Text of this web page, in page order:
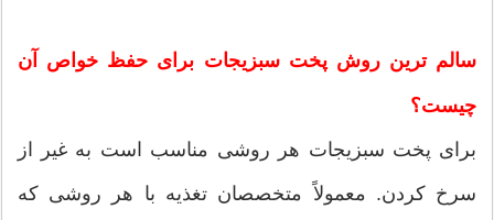
سالم ترین روش پخت سبزیجات برای حفظ خواص آن
چیست؟
برای پخت سبزیجات هر روشی مناسب است به غیر از
سرخ‌ کردن. معمولاً متخصصان تغذیه با هر روشی که